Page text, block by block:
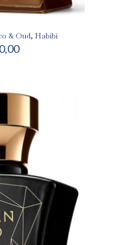
& Oud, Habibi